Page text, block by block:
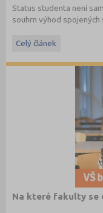
Status studenta není
souhrn výhod
Celý článek
Na které fakulty se